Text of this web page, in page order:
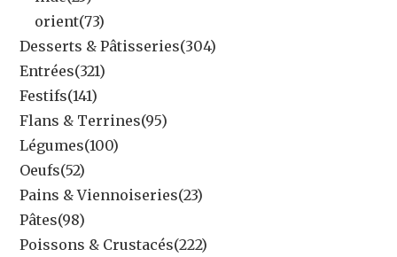
orient(73)
Desserts & Pâtisseries(304)
Entrées(321)
Festifs(141)
Flans & Terrines(95)
Légumes(100)
Oeufs(52)
Pains & Viennoiseries(23)
Pâtes(98)
Poissons & Crustacés(222)